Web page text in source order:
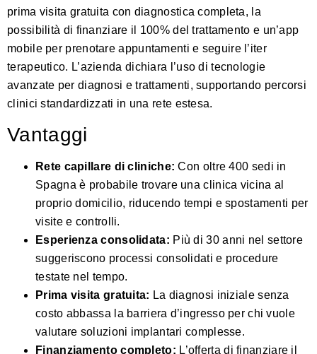
prima visita gratuita con diagnostica completa, la
possibilità di finanziare il 100% del trattamento e un’app
mobile per prenotare appuntamenti e seguire l’iter
terapeutico. L’azienda dichiara l’uso di tecnologie
avanzate per diagnosi e trattamenti, supportando percorsi
clinici standardizzati in una rete estesa.
Vantaggi
Rete capillare di cliniche: Con oltre 400 sedi in
Spagna è probabile trovare una clinica vicina al
proprio domicilio, riducendo tempi e spostamenti per
visite e controlli.
Esperienza consolidata: Più di 30 anni nel settore
suggeriscono processi consolidati e procedure
testate nel tempo.
Prima visita gratuita: La diagnosi iniziale senza
costo abbassa la barriera d’ingresso per chi vuole
valutare soluzioni implantari complesse.
Finanziamento completo: L’offerta di finanziare il